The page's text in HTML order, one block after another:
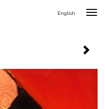
English